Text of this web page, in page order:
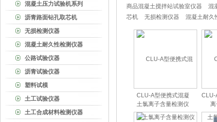
混凝土压力试验机系列
沥青路面钻孔取芯机
无损检测仪器
混凝土耐久性检测仪器
公路试验仪器
沥青试验仪器
塑料试模
土工试验仪器
土工合成材料检测仪器
商品混凝土搅拌站试验室仪器
混
芯机
无损检测仪器 混凝土耐久
CLU-A型便携式混凝
土氯离子含量检测仪
CLU-